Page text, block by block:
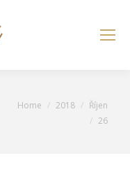
Search:
You are here:
Home 2018
Říjen
26